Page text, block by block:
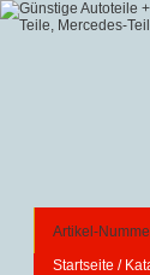
Artikel-
Startseite /